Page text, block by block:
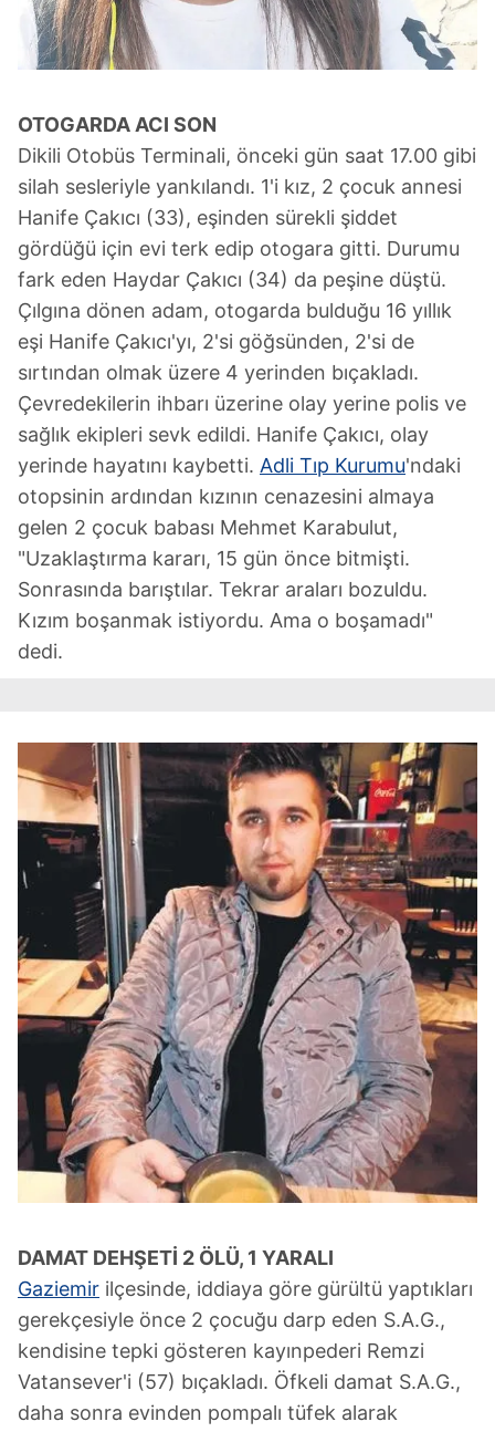
OTOGARDA ACI SON
Dikili Otobüs Terminali, önceki gün saat 17.00 gibi
silah sesleriyle yankılandı. 1'i kız, 2 çocuk annesi
Hanife Çakıcı (33), eşinden sürekli şiddet
gördüğü için evi terk edip otogara gitti. Durumu
fark eden Haydar Çakıcı (34) da peşine düştü.
Çılgına dönen adam, otogarda bulduğu 16 yıllık
eşi Hanife Çakıcı'yı, 2'si göğsünden, 2'si de
sırtından olmak üzere 4 yerinden bıçakladı.
Çevredekilerin ihbarı üzerine olay yerine polis ve
sağlık ekipleri sevk edildi. Hanife Çakıcı, olay
yerinde hayatını kaybetti. Adli Tıp Kurumu'ndaki
otopsinin ardından kızının cenazesini almaya
gelen 2 çocuk babası Mehmet Karabulut,
"Uzaklaştırma kararı, 15 gün önce bitmişti.
Sonrasında barıştılar. Tekrar araları bozuldu.
Kızım boşanmak istiyordu. Ama o boşamadı"
dedi.
DAMAT DEHŞETİ 2 ÖLÜ, 1 YARALI
Gaziemir ilçesinde, iddiaya göre gürültü yaptıkları
gerekçesiyle önce 2 çocuğu darp eden S.A.G.,
kendisine tepki gösteren kayınpederi Remzi
Vatansever'i (57) bıçakladı. Öfkeli damat S.A.G.,
daha sonra evinden pompalı tüfek alarak